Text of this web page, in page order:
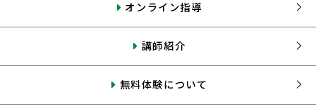
オンライン指導
講師紹介
無料体験について